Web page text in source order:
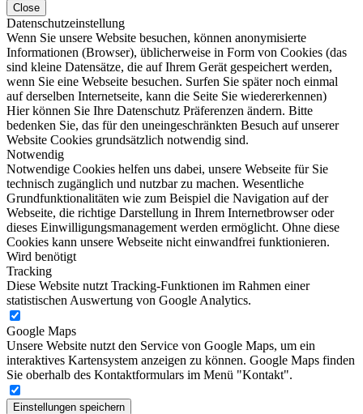
Close
Datenschutzeinstellung
Wenn Sie unsere Website besuchen, können anonymisierte
Informationen (Browser), üblicherweise in Form von Cookies (das
sind kleine Datensätze, die auf Ihrem Gerät gespeichert werden,
wenn Sie eine Webseite besuchen. Surfen Sie später noch einmal
auf derselben Internetseite, kann die Seite Sie wiedererkennen)
Hier können Sie Ihre Datenschutz Präferenzen ändern. Bitte
bedenken Sie, das für den uneingeschränkten Besuch auf unserer
Website Cookies grundsätzlich notwendig sind.
Notwendig
Notwendige Cookies helfen uns dabei, unsere Webseite für Sie
technisch zugänglich und nutzbar zu machen. Wesentliche
Grundfunktionalitäten wie zum Beispiel die Navigation auf der
Webseite, die richtige Darstellung in Ihrem Internetbrowser oder
dieses Einwilligungsmanagement werden ermöglicht. Ohne diese
Cookies kann unsere Webseite nicht einwandfrei funktionieren.
Wird benötigt
Tracking
Diese Website nutzt Tracking-Funktionen im Rahmen einer
statistischen Auswertung von Google Analytics.
Google Maps
Unsere Website nutzt den Service von Google Maps, um ein
interaktives Kartensystem anzeigen zu können. Google Maps finden
Sie oberhalb des Kontaktformulars im Menü "Kontakt".
Einstellungen speichern